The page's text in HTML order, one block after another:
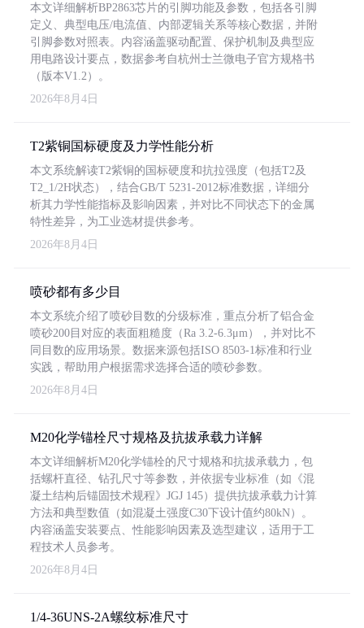
本文详细解析BP2863芯片的引脚功能及参数，包括各引脚
定义、典型电压/电流值、内部逻辑关系等核心数据，并附
引脚参数对照表。内容涵盖驱动配置、保护机制及典型应
用电路设计要点，数据参考自杭州士兰微电子官方规格书
（版本V1.2）。
2026年8月4日
T2紫铜国标硬度及力学性能分析
本文系统解读T2紫铜的国标硬度和抗拉强度（包括T2及
T2_1/2H状态），结合GB/T 5231-2012标准数据，详细分
析其力学性能指标及影响因素，并对比不同状态下的金属
特性差异，为工业选材提供参考。
2026年8月4日
喷砂都有多少目
本文系统介绍了喷砂目数的分级标准，重点分析了铝合金
喷砂200目对应的表面粗糙度（Ra 3.2-6.3μm），并对比不
同目数的应用场景。数据来源包括ISO 8503-1标准和行业
实践，帮助用户根据需求选择合适的喷砂参数。
2026年8月4日
M20化学锚栓尺寸规格及抗拔承载力详解
本文详细解析M20化学锚栓的尺寸规格和抗拔承载力，包
括螺杆直径、钻孔尺寸等参数，并依据专业标准（如《混
凝土结构后锚固技术规程》JGJ 145）提供抗拔承载力计算
方法和典型数值（如混凝土强度C30下设计值约80kN）。
内容涵盖安装要点、性能影响因素及选型建议，适用于工
程技术人员参考。
2026年8月4日
1/4-36UNS-2A螺纹标准尺寸